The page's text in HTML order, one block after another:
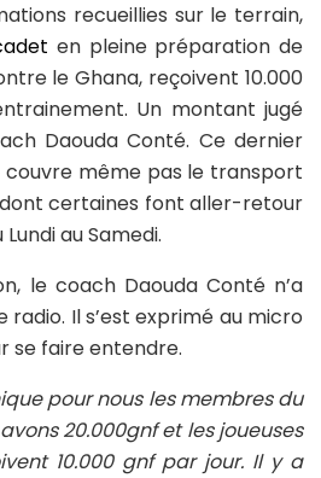
recueillies sur le terrain,
en pleine préparation de
le Ghana, reçoivent 10.000
Un montant jugé
Daouda Conté. Ce dernier
même pas le transport
certaines font aller-retour
au Samedi.
le coach Daouda Conté n’a
radio. Il s’est exprimé au micro
se faire entendre.
pour nous les membres du
20.000gnf et les joueuses
10.000 gnf par jour. Il y a